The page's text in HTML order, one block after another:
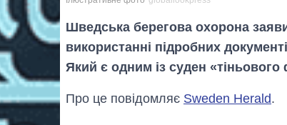
Шведська берегова охорона
використанні підробних
Який є одним із суден «тіньового
Про це повідомляє Sweden Herald.